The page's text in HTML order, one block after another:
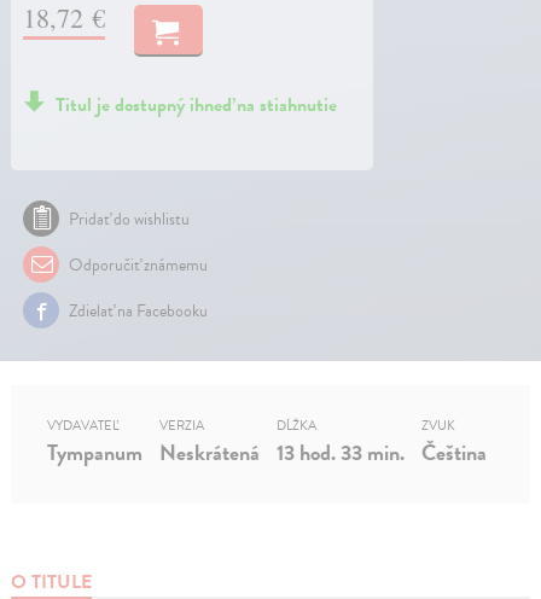
18,72 €
Titul je dostupný ihneď na stiahnutie
Pridať do wishlistu
Odporučiť známemu
Zdielať na Facebooku
O TITULE
VYDAVATEĽ
Tympanum
VERZIA
Neskrátená
DĹŽKA
13 hod. 33 min.
ZVUK
Čeština